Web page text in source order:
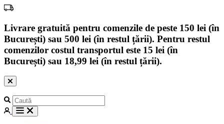
Livrare gratuită pentru comenzile de peste 150 lei (în
București) sau 500 lei (în restul țării). Pentru restul
comenzilor costul transportul este 15 lei (în
București) sau 18,99 lei (în restul țării).